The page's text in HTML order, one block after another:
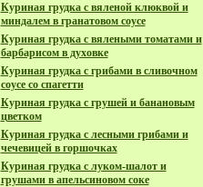
Куриная грудка с вяленой клюквой и
миндалем в гранатовом соусе
Куриная грудка с вялеными томатами и
барбарисом в духовке
Куриная грудка с грибами в сливочном
соусе со спагетти
Куриная грудка с грушей и банановым
цветком
Куриная грудка с лесными грибами и
чечевицей в горшочках
Куриная грудка с луком-шалот и
грушами в апельсиновом соке